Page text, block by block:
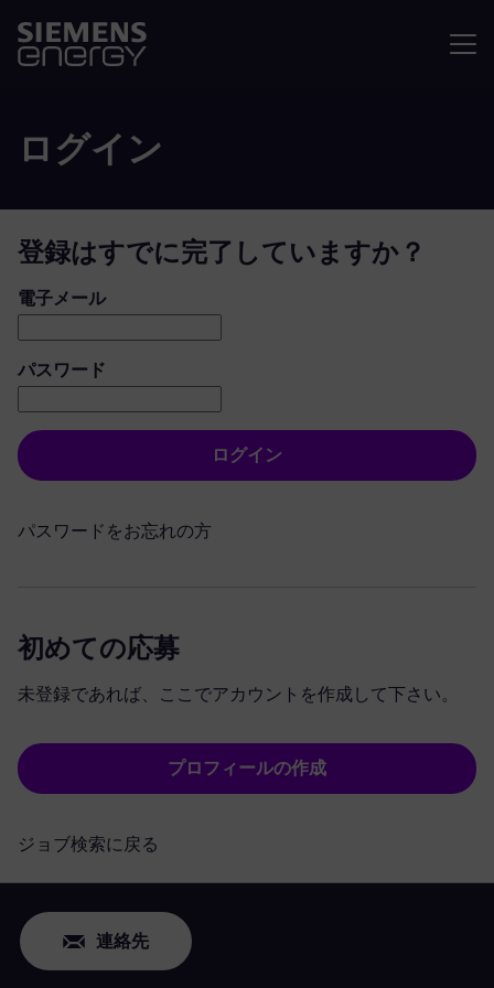
ログイン
登録はすでに完了していますか？
ログイン：ユーザーとパスワード
電子メール
パスワード
ログイン
パスワードをお忘れの方
初めての応募
未登録であれば、ここでアカウントを作成して下さい。
プロフィールの作成
ジョブ検索に戻る
連絡先